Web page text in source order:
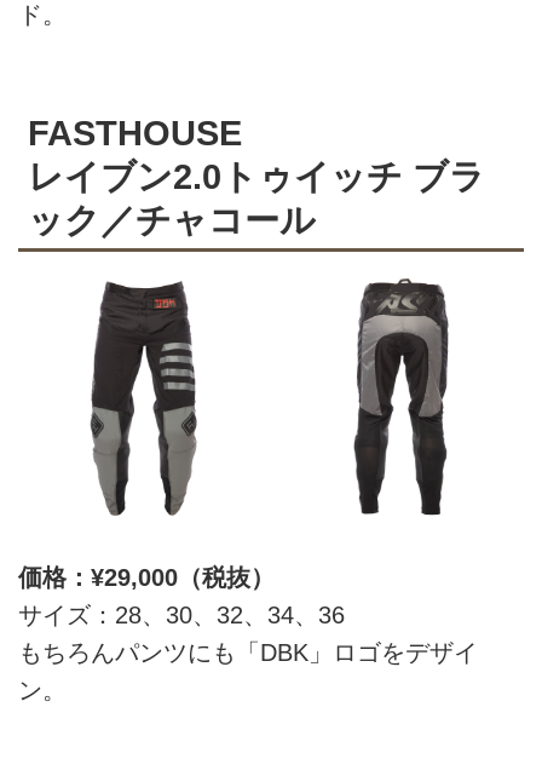
ド。
FASTHOUSE
レイブン2.0トゥイッチ ブラ
ック／チャコール
価格：¥29,000（税抜）
サイズ：28、30、32、34、36
もちろんパンツにも「DBK」ロゴをデザイ
ン。